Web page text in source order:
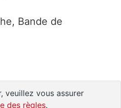
Bande de
veuillez vous assurer
des règles.